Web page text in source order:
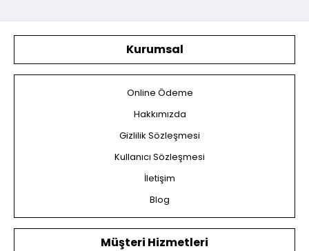
Kurumsal
Online Ödeme
Hakkımızda
Gizlilik Sözleşmesi
Kullanıcı Sözleşmesi
İletişim
Blog
Müşteri Hizmetleri